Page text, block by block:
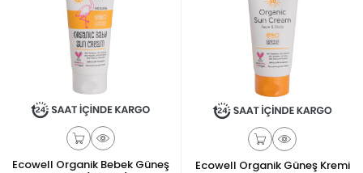
Ecowell Organik Bebek Güneş
Ecowell Organik Güneş Kremi